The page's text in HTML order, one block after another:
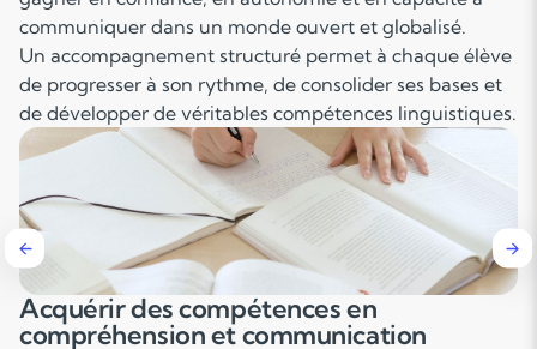
communiquer dans un monde ouvert et globalisé.
Un accompagnement structuré permet à chaque élève
de progresser à son rythme, de consolider ses bases et
de développer de véritables compétences linguistiques.
Développer l’aisance à l’oral
La pratique régulière favorise la fluidité, la bonne